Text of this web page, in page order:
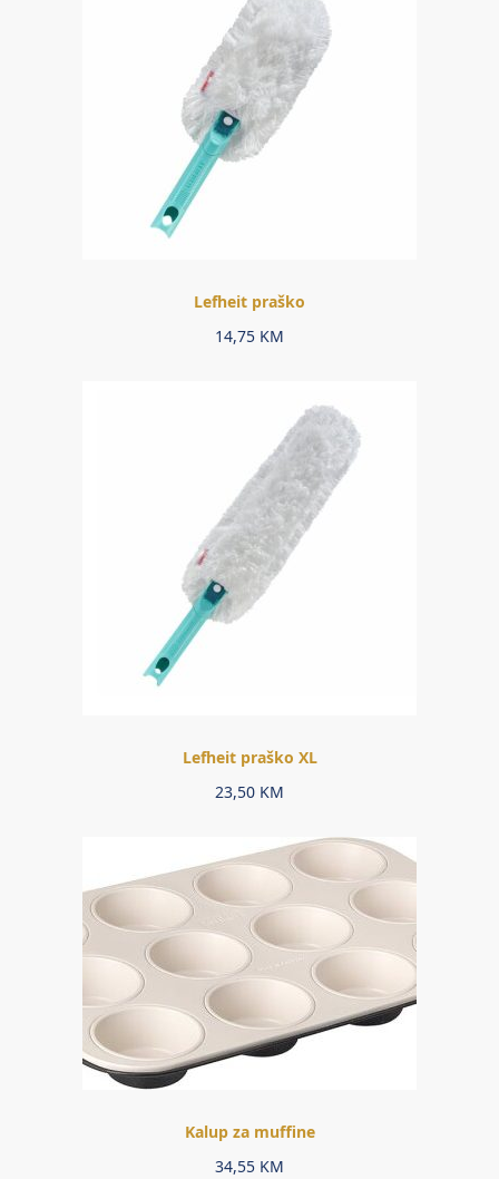
Lefheit praško
14,75 KM
Lefheit praško XL
23,50 KM
Kalup za muffine
34,55 KM